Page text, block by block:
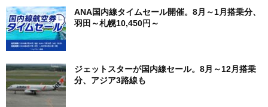
ANA国内線タイムセール開催。8月～1月搭乗分、
羽田～札幌10,450円～
ジェットスターが国内線セール。8月～12月搭乗
分、アジア3路線も